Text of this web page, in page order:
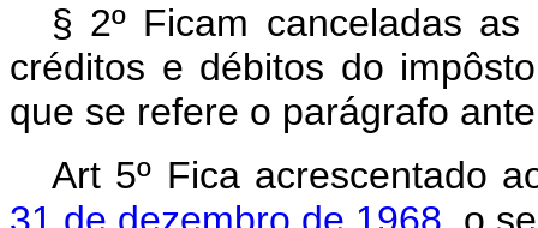
§ 2º Ficam canceladas
créditos e débitos do
que se refere o parágrafo
Art 5º Fica acrescentado